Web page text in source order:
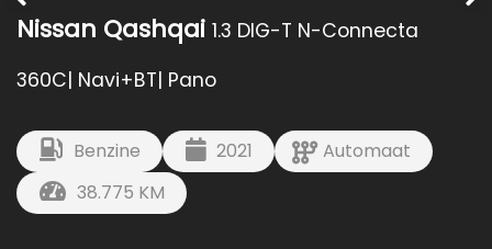
Nissan Qashqai 1.3 DIG-T N-Connecta
360C| Navi+BT| Pano
Benzine 2021
Automaat
38.775 KM